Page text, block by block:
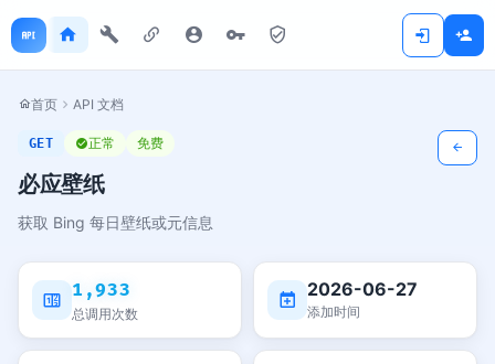
首页 API 文档
GET 正常 免费
必应壁纸
获取 Bing 每日壁纸或元信息
1,933
总调用次数
2026-06-27
添加时间